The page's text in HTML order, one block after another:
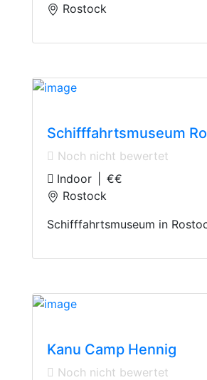
Rostock
Schifffahrtsmuseum
Noch nicht bewertet
Indoor
€€
Rostock
Schifffahrtsmuseum in
Kanu Camp Hennig
Noch nicht bewertet